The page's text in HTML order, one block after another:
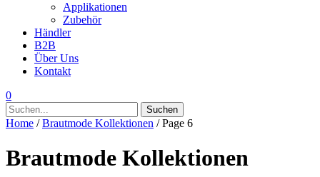
Applikationen
Zubehör
Händler
B2B
Über Uns
Kontakt
0
Suchen
nach:
Suchen
Home /Brautmode Kollektionen / Page 6
Brautmode Kollektionen